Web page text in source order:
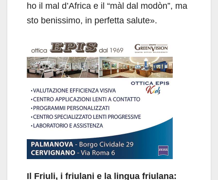
ho il mal d’Africa e il “màl dal modòn”, ma
sto benissimo, in perfetta salute».
Il Friuli, i friulani e la lingua friulana: